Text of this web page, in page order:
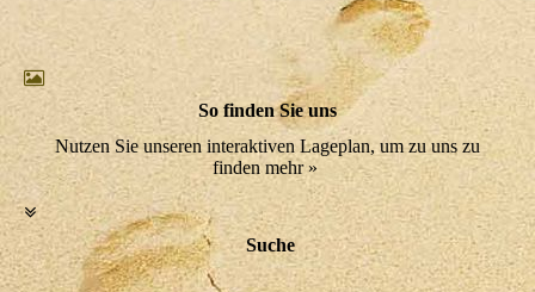
So finden Sie uns
Nutzen Sie unseren interaktiven Lageplan, um zu uns zu
finden mehr »
Suche